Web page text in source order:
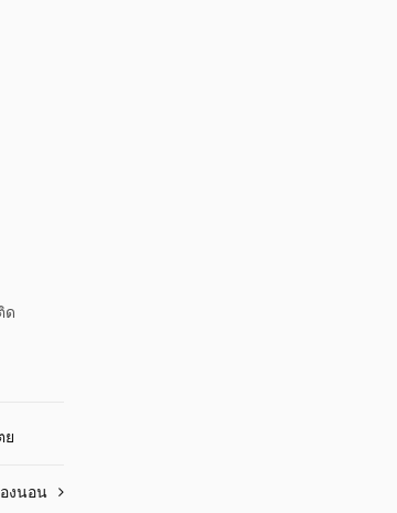
ด
ย
งนอน